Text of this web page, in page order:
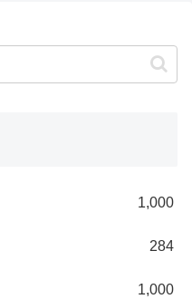
1,000
284
1,000